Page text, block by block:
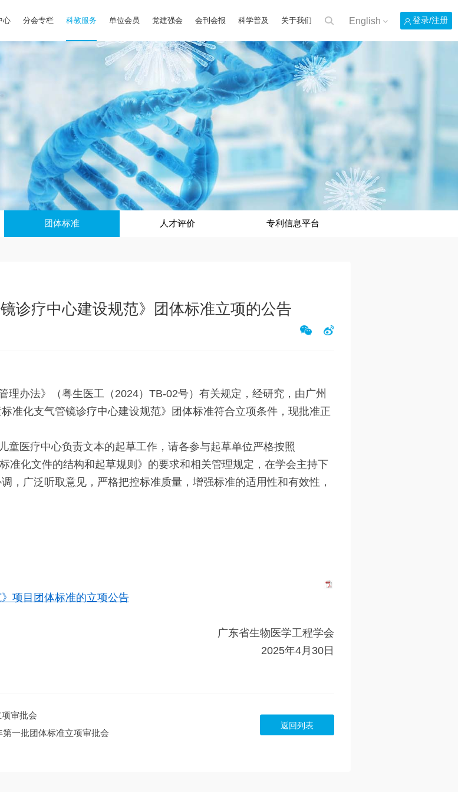
心 分会专栏 科教服务 单位会员 党建强会 会刊会报 科学普及 关于我们 English 登录/注册
团体标准 人才评价 专利信息平台
诊疗中心建设规范》团体标准立项的公告
理办法》（粤生医工（2024）TB-02号）有关规定，经研究，由广州
准化支气管镜诊疗中心建设规范》团体标准符合立项条件，现批准正
童医疗中心负责文本的起草工作，请各参与起草单位严格按照
准化文件的结构和起草规则》的要求和相关管理规定，在学会主持下
，广泛听取意见，严格把控标准质量，增强标准的适用性和有效性，
项目团体标准的立项公告
广东省生物医学工程学会
2025年4月30日
审批会
一批团体标准立项审批会
返回列表